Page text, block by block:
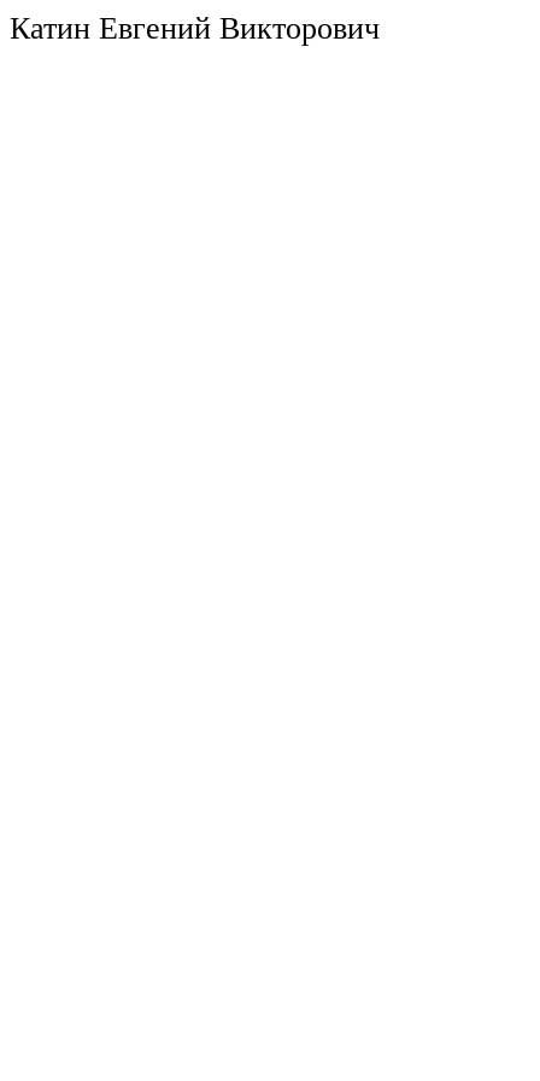
Катин Евгений Викторович